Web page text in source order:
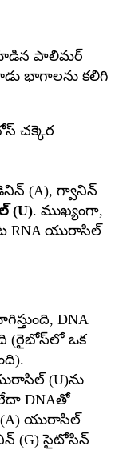
పాలిమర్
భాగాలను కలిగి
చక్కెర
(A), గ్వానిన్
(U). ముఖ్యంగా,
RNA యురాసిల్
DNA
(రైబోస్‌లో ఒక
(U)ను
DNAతో
యురాసిల్
(G) సైటోసిన్